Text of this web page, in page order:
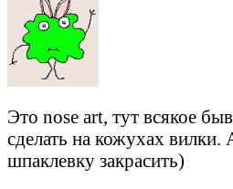
Это nose art, тут всякое
сделать на кожухах вилки.
шпаклевку закрасить)